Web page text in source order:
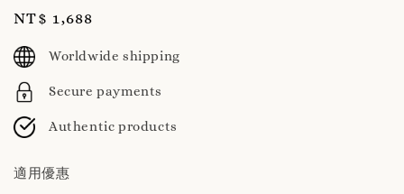
Regular
price
NT$ 1,688
Worldwide shipping
Secure payments
Authentic products
適用優惠